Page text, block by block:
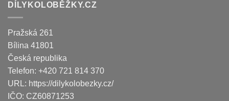
DÍLYKOLOBĚŽKY.CZ
Pražská 261
Bílina 41801
Česká republika
Telefon: +420 721 814 370
URL: https://dilykolobezky.cz/
IČO: CZ60871253